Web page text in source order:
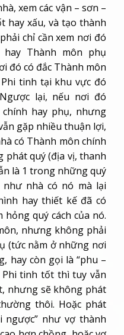
xem các vận – sơn –
hay xấu, và tạo thành
chỉ cần xem nơi đó
Thành môn phụ
đó có đắc Thành môn
tinh tại khu vực đó
lại, nếu nơi đó
hay phụ, nhưng
gặp nhiều thuận lợi,
có Thành môn chính
phát quý (địa vị, thanh
là 1 trong những quý
như nhà có nó mà lại
hay thiết kế đã có
quý cách của nó.
nhưng không phải
(tức nằm ở những nơi
hay còn gọi là “phu –
tinh tốt thì tuy vẫn
nhưng sẽ không phát
thôi. Hoặc phát
ngược” như vợ thành